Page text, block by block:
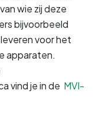
wie zij deze
bijvoorbeeld
voor het
apparaten.
vind je in de MVI-